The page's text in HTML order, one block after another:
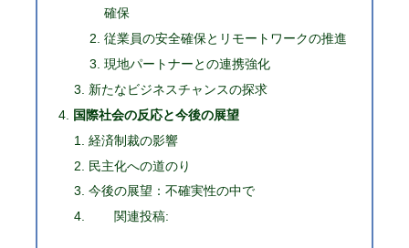
確保
従業員の安全確保とリモートワークの推進
現地パートナーとの連携強化
新たなビジネスチャンスの探求
国際社会の反応と今後の展望
経済制裁の影響
民主化への道のり
今後の展望：不確実性の中で
関連投稿: